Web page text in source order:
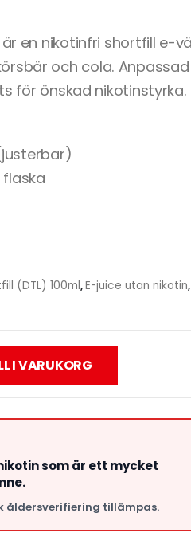
en nikotinfri shortfill e-
och cola.
för önskad nikotinstyrka.
flaska
(DTL) 100ml,E-juice utan nikotin,
I VARUKORG
som är ett mycket
åldersverifiering tillämpas.